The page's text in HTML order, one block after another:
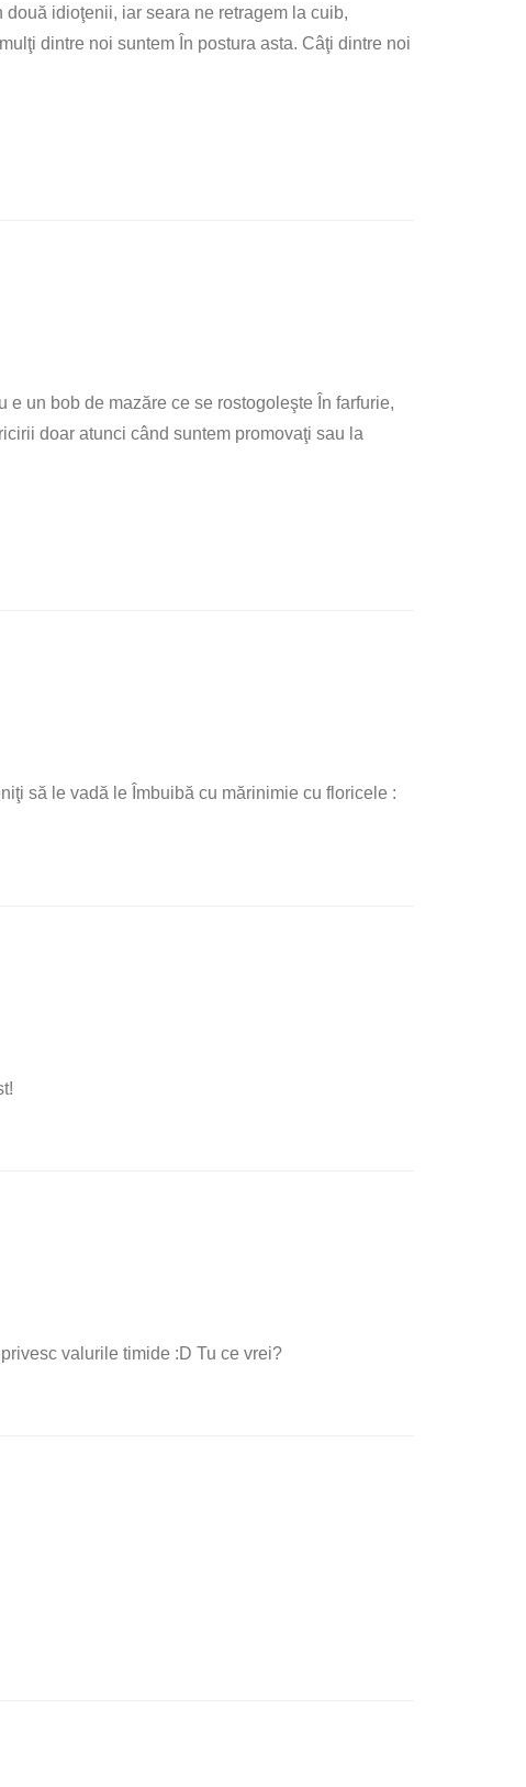
idioţenii, iar seara ne retragem la cuib,
dintre noi suntem În postura asta. Câţi dintre noi
un bob de mazăre ce se rostogoleşte În farfurie,
doar atunci când suntem promovaţi sau la
să le vadă le Îmbuibă cu mărinimie cu floricele :
valurile timide :D Tu ce vrei?